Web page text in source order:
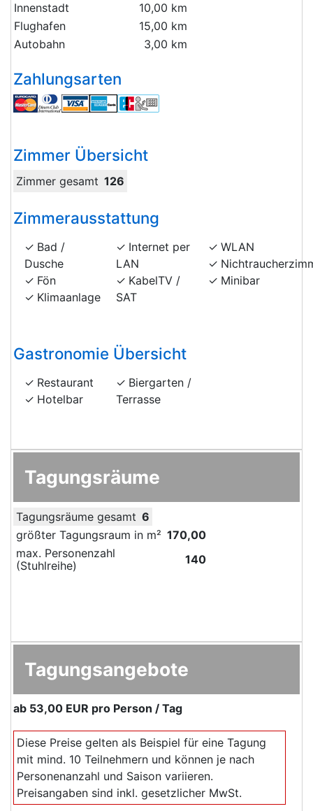
Innenstadt
10,00 km
Flughafen
15,00 km
Autobahn
3,00 km
Zahlungsarten
Zimmer Übersicht
Zimmer gesamt 126
Zimmerausstattung
Bad /
Dusche
Fön
Klimaanlage
Internet per
LAN
KabelTV /
SAT
WLAN
Minibar
Gastronomie Übersicht
Restaurant
Hotelbar
Biergarten /
Terrasse
Tagungsräume
Tagungsräume gesamt 6
größter Tagungsraum in m² 170,00
max. Personenzahl
(Stuhlreihe)
140
Tagungsangebote
ab 53,00 EUR pro Person / Tag
Diese Preise gelten als Beispiel für eine Tagung
mit mind. 10 Teilnehmern und können je nach
Personenanzahl und Saison variieren.
Preisangaben sind inkl. gesetzlicher MwSt.